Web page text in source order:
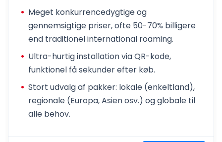
Meget konkurrencedygtige og
gennemsigtige priser, ofte 50-70% billigere
end traditionel international roaming.
Ultra-hurtig installation via QR-kode,
funktionel få sekunder efter køb.
Stort udvalg af pakker: lokale (enkeltland),
regionale (Europa, Asien osv.) og globale til
alle behov.